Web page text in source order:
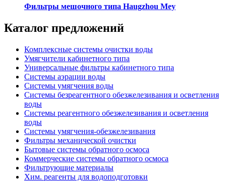
Фильтры мешочного типа Haugzhou Mey
Каталог предложений
Комплексные системы очистки воды
Умягчители кабинетного типа
Универсальные фильтры кабинетного типа
Системы аэрации воды
Системы умягчения воды
Системы безреагентного обезжелезивания и осветления
воды
Системы реагентного обезжелезивания и осветления
воды
Системы умягчения-обезжелезивания
Фильтры механической очистки
Бытовые системы обратного осмоса
Коммерческие системы обратного осмоса
Фильтрующие материалы
Хим. реагенты для водоподготовки